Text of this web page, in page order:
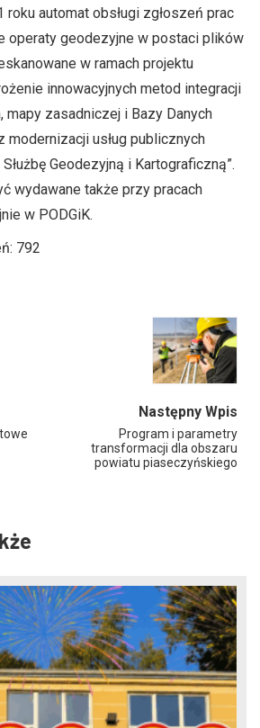
automat obsługi zgłoszeń prac
operaty geodezyjne w postaci plików
w ramach projektu
innowacyjnych metod integracji
mapy zasadniczej i Bazy Danych
modernizacji usług publicznych
Geodezyjną i Kartograficzną”.
wydawane także przy pracach
w PODGiK.
792
Następny Wpis
Program i parametry
transformacji dla obszaru
powiatu piaseczyńskiego